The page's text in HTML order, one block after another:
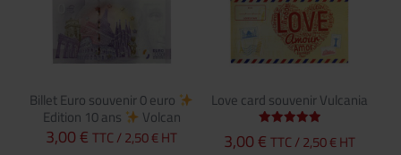
Billet Euro souvenir 0 euro
Edition 10 ans
Volcan
3,00€ TTC /2,50€HT
Love card souvenir Vulcania
5.00
3,00€ TTC /2,50€HT